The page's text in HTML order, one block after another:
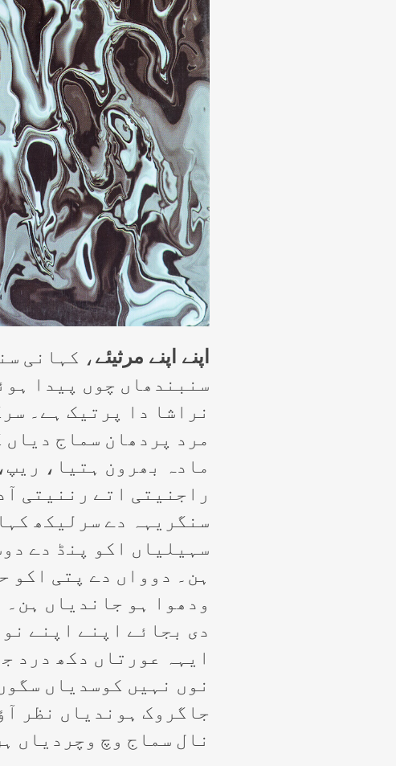
اپنے اپنے مرثیئے، کہانی
سنبندھاں چوں پیدا
نراشا دا پرتیک ہے۔
مرد پردھان سماج
مادہ بھرون ہتیا،
راجنیتی اتے رننیتی
سنگریہہ دے سرلیکھ
سہیلیاں اکو پنڈ دے
ہن۔ دوواں دے پتی اکو
ودھوا ہو جاندیاں
دی بجائے اپنے اپنے
ایہہ عورتاں دکھ درد
نوں نہیں کوسدیاں
جاگروک ہوندیاں نظر
نال سماج وچ وچردیاں